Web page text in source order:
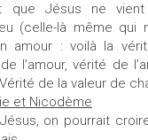
que Jésus ne
(celle-là même qui
amour : voilà la
l’amour, vérité de
de la valeur de
et Nicodème
on pourrait